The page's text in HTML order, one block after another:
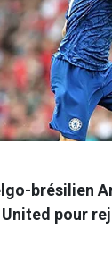
brésilien
pour